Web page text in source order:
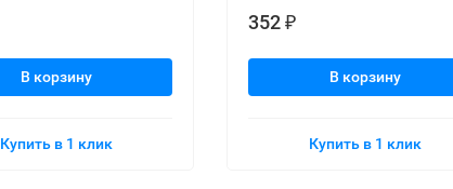
В корзину
Купить в 1 клик
352 ₽
В корзину
Купить в 1 клик